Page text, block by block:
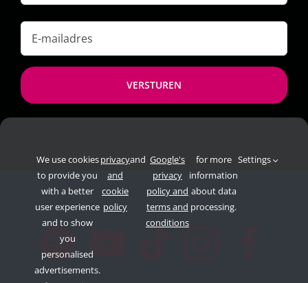
mailadres
*
We use cookies
to provide you
with a better
user experience
and to show
you
personalised
advertisements.
privacy
and
cookie
policy
and Google's
privacy
policy and
terms and
conditions
for more
information
about data
processing.
Settings